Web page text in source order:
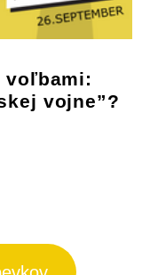
voľbami:
vojne”?